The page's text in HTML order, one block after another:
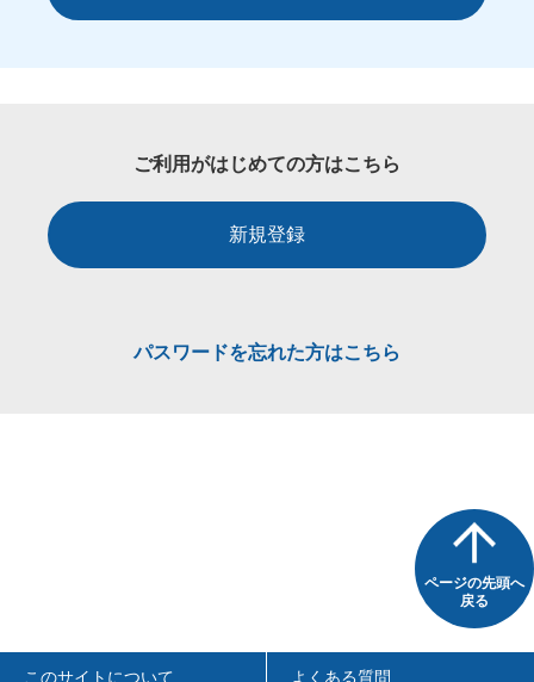
ご利用がはじめての方はこちら
新規登録
パスワードを忘れた方はこちら
ページの先頭へ
戻る
このサイトについて よくある質問